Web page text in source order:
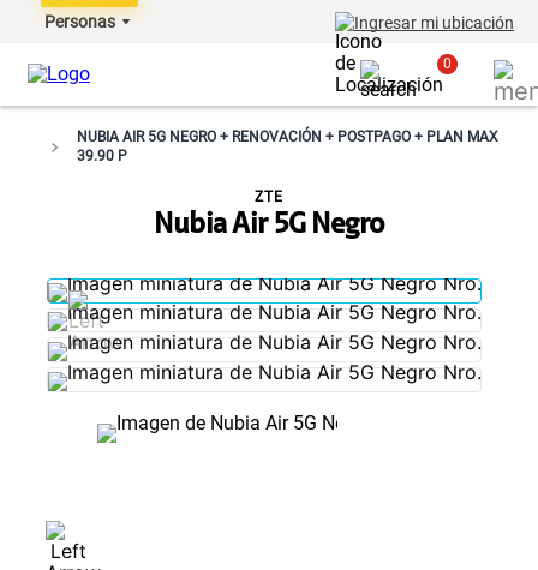
Personas Ingresar mi ubicación
0
NUBIA AIR 5G NEGRO + RENOVACIÓN + POSTPAGO + PLAN MAX
39.90 P
Nubia Air 5G Negro
ZTE